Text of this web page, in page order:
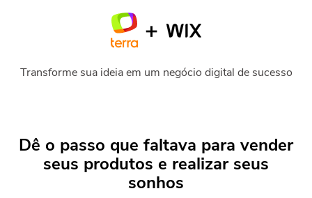
Transforme sua ideia em um negócio digital de sucesso
Dê o passo que faltava para vender
seus produtos e realizar seus
sonhos